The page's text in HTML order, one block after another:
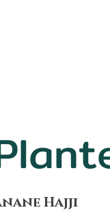
Hajji